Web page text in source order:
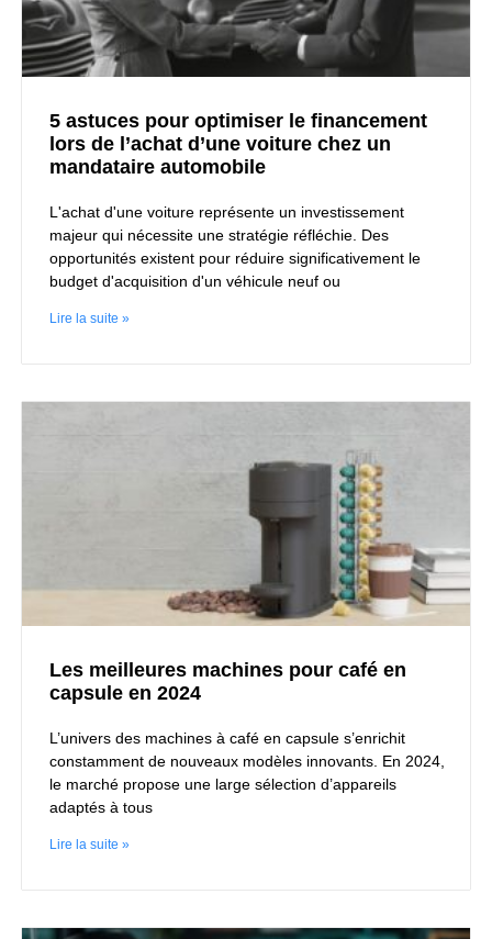
5 astuces pour optimiser le financement
lors de l’achat d’une voiture chez un
mandataire automobile
L'achat d'une voiture représente un investissement
majeur qui nécessite une stratégie réfléchie. Des
opportunités existent pour réduire significativement le
budget d'acquisition d'un véhicule neuf ou
Lire la suite »
Les meilleures machines pour café en
capsule en 2024
L’univers des machines à café en capsule s’enrichit
constamment de nouveaux modèles innovants. En 2024,
le marché propose une large sélection d’appareils
adaptés à tous
Lire la suite »